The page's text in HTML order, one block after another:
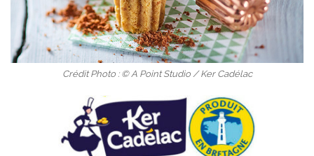
Crédit Photo : © A Point Studio / Ker Cadélac